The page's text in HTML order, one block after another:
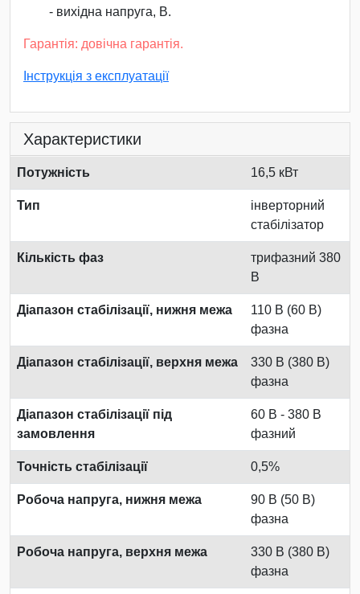
- вихідна напруга, В.
Гарантія: довічна гарантія.
Інструкція з експлуатації
Характеристики
Потужність 16,5 кВт
Тип
інверторний
стабілізатор
Кількість фаз
трифазний 380
В
Діапазон стабілізації, нижня межа
110 В (60 В)
фазна
Діапазон стабілізації, верхня межа
330 В (380 В)
фазна
Діапазон стабілізації під
замовлення
60 В - 380 В
фазний
Точність стабілізації 0,5%
Робоча напруга, нижня межа
90 В (50 В)
фазна
Робоча напруга, верхня межа
330 В (380 В)
фазна